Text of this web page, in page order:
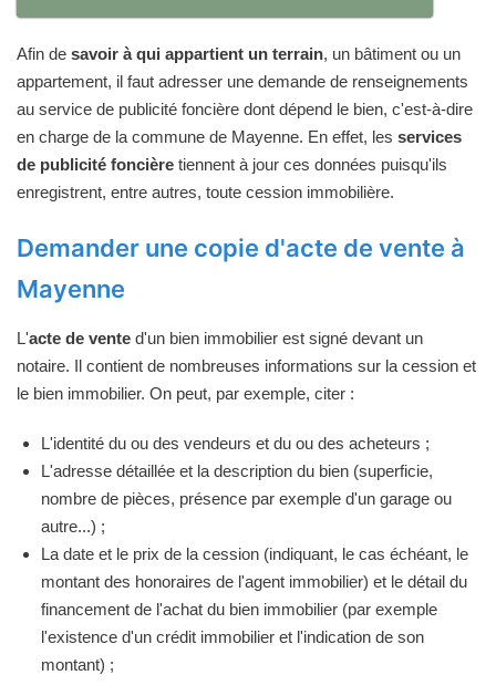
Afin de savoir à qui appartient un terrain, un bâtiment ou un
appartement, il faut adresser une demande de renseignements
au service de publicité foncière dont dépend le bien, c'est-à-dire
en charge de la commune de Mayenne. En effet, les services
de publicité foncière tiennent à jour ces données puisqu'ils
enregistrent, entre autres, toute cession immobilière.
Demander une copie d'acte de vente à
Mayenne
L'acte de vente d'un bien immobilier est signé devant un
notaire. Il contient de nombreuses informations sur la cession et
le bien immobilier. On peut, par exemple, citer :
L'identité du ou des vendeurs et du ou des acheteurs ;
L'adresse détaillée et la description du bien (superficie,
nombre de pièces, présence par exemple d'un garage ou
autre...) ;
La date et le prix de la cession (indiquant, le cas échéant, le
montant des honoraires de l'agent immobilier) et le détail du
financement de l'achat du bien immobilier (par exemple
l'existence d'un crédit immobilier et l'indication de son
montant) ;